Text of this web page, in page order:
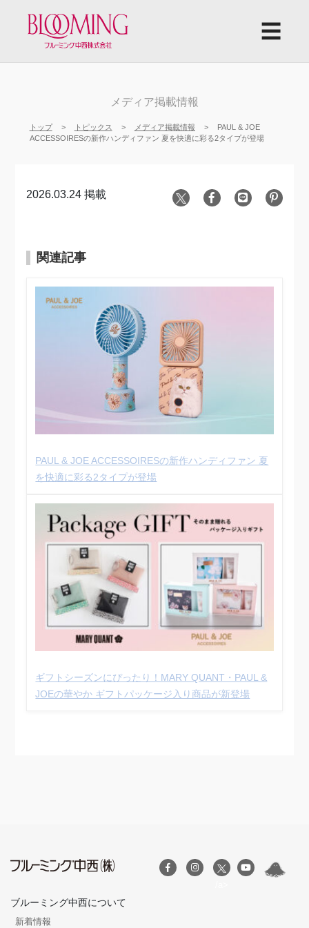
☰
メディア掲載情報
トップ トピックス メディア掲載情報
PAUL & JOE
ACCESSOIRESの新作ハンディファン 夏を快適に彩る2タイプが登場
2026.03.24 掲載
関連記事
PAUL & JOE ACCESSOIRESの新作ハンディファン 夏
を快適に彩る2タイプが登場
ギフトシーズンにぴったり！MARY QUANT・PAUL &
JOEの華やか ギフトパッケージ入り商品が新登場
ブルーミング中西について
新着情報